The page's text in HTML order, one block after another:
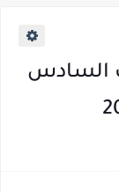
السادس